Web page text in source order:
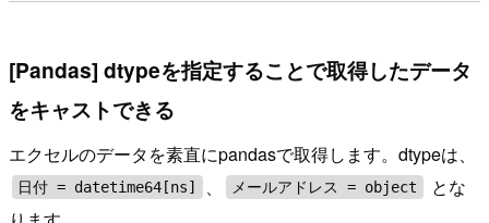
[Pandas] dtypeを指定することで取得したデータ
をキャストできる
エクセルのデータを素直にpandasで取得します。dtypeは、
日付 = datetime64[ns] 、 メールアドレス = object
とな